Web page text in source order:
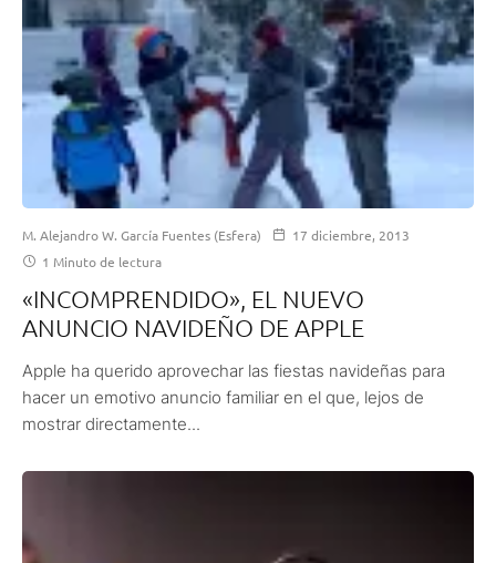
M. Alejandro W. García Fuentes (Esfera)
17 diciembre, 2013
1 Minuto de lectura
«INCOMPRENDIDO», EL NUEVO
ANUNCIO NAVIDEÑO DE APPLE
Apple ha querido aprovechar las fiestas navideñas para
hacer un emotivo anuncio familiar en el que, lejos de
mostrar directamente...